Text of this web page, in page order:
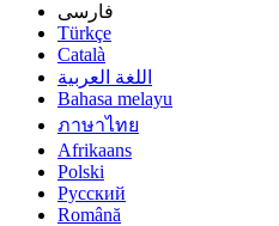
فارسى
Türkçe
Català
اللغة العربية
Bahasa melayu
ภาษาไทย
Afrikaans
Polski
Русский
Română